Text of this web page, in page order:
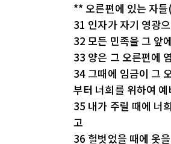
** 오른편에 있는 자
31 인자가 자기 영광
32 모든 민족을 그 앞
33 양은 그 오른편에
34 그때에 임금이 그
부터 너희를 위하여
35 내가 주릴 때에 너
고
36 헐벗었을 때에 옷